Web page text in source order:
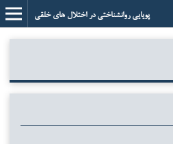
پویایی روانشناختی در اختلال های خلقی